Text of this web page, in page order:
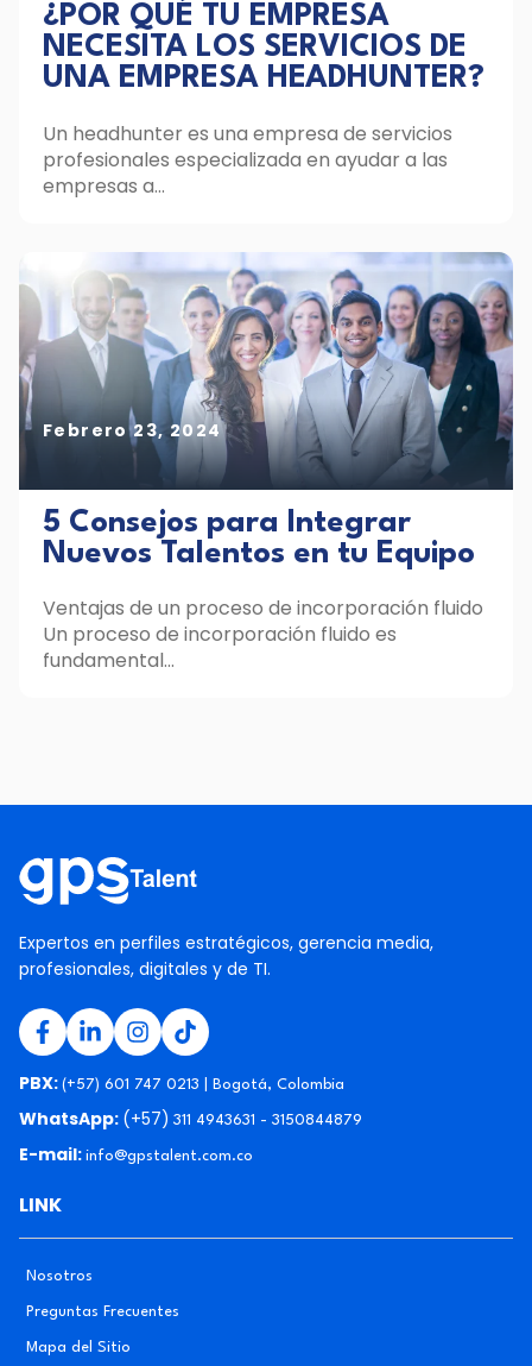
¿POR QUÉ TU EMPRESA
NECESITA LOS SERVICIOS DE
UNA EMPRESA HEADHUNTER?
Un headhunter es una empresa de servicios
profesionales especializada en ayudar a las
empresas a...
Febrero 23, 2024
5 Consejos para Integrar
Nuevos Talentos en tu Equipo
Ventajas de un proceso de incorporación fluido
Un proceso de incorporación fluido es
fundamental...
Expertos en perfiles estratégicos, gerencia media,
profesionales, digitales y de TI.
PBX: (+57) 601 747 0213 | Bogotá, Colombia
WhatsApp: (+57) 311 4943631 - 3150844879
E-mail: info@gpstalent.com.co
LINK
Nosotros
Preguntas Frecuentes
Mapa del Sitio